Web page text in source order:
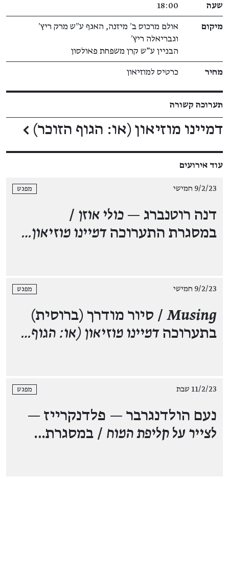
שעה 18:00
מיקום
אולם מרכוס ב׳ מיזנה, האגף ע״ש מרק ריץ׳
וגבריאלה ריץ׳
הבניין ע"ש קרן משפחת פאולסון
מחיר כרטיס למוזיאון
תערוכה קשורה
דמיינו מוזיאון (או: הגוף הזוכר) ←
עוד אירועים
9/2/23 חמישי מפגש
דנה רוטנברג — כולי אוזן /
במסגרת התערוכהדמיינו מוזיאון…
9/2/23 חמישי מפגש
Musing / סיור מודרך (ברוסית)
בתערוכהדמיינו מוזיאון (או: הגוף…
11/2/23 שבת מפגש
נעם הולדנגרבר — פלדנקרייז —
לצייר על קליפת המוח / במסגרת…